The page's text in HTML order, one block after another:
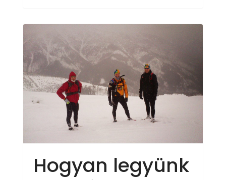
Hogyan legyünk